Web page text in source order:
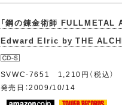
「鋼の錬金術師
Edward Elric by THE
SVWC-7651 1,210円（税込）
発売日：2009/10/14